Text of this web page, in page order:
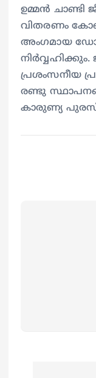
ഉമ്മന്‍
വിതരണം
അംഗമായ
പ്രശംസനീയ
രണ്ടു
കാരുണ്യ